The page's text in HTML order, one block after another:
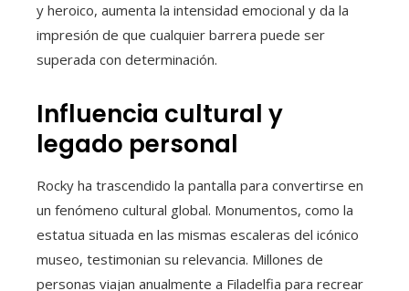
y heroico, aumenta la intensidad emocional y da la
impresión de que cualquier barrera puede ser
superada con determinación.
Influencia cultural y
legado personal
Rocky ha trascendido la pantalla para convertirse en
un fenómeno cultural global. Monumentos, como la
estatua situada en las mismas escaleras del icónico
museo, testimonian su relevancia. Millones de
personas viajan anualmente a Filadelfia para recrear